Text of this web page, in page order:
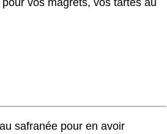
safranée pour en avoir